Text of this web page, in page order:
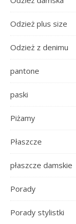
Odzież plus size
Odzież z denimu
pantone
paski
Piżamy
Płaszcze
płaszcze damskie
Porady
Porady stylistki